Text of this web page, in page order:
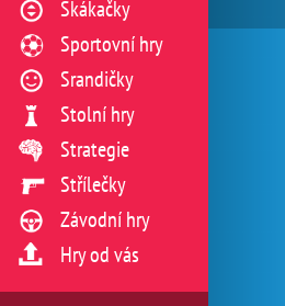
Skákačky
Sportovní hry
Srandičky
Stolní hry
Strategie
Střílečky
Závodní hry
Hry od vás